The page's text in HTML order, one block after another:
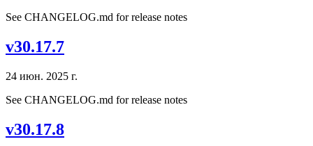
See CHANGELOG.md for release notes
v30.17.7
24 июн. 2025 г.
See CHANGELOG.md for release notes
v30.17.8